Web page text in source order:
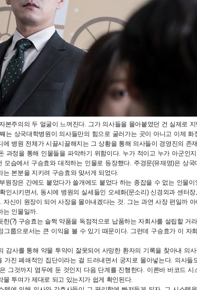
본주의의 두 얼굴이 느껴진다. 그가 의사들을 몰아붙였던 건 실제로
는 상국대학병원이 의사들만의 힘으로 굴러가는 곳이 아니고 이제
에 병원 전체가 시끌시끌해지는 그 상황을 통해 의사들이 경영진의 존
과정을 통해 인물들을 파악하기 위함이다. 누가 적이고 누가 아군인
모습에서 구승효와 대적하는 인물로 등장했다. 주경문(유재명)은 상
는 본분을 지키려 구승효와 맞서게 되었다.
원장은 간에도 붙었다가 쓸개에도 붙었다 하는 종잡을 수 없는 인물
인시키면서, 동시에 병원의 실세들인 오세화(문소리) 신경외과 센터
자신이 원장이 되어 사장을 몰아내겠다는 것. 그는 과연 사장 편일까
는 인물일까.
한(?) 구승효는 슬쩍 약품을 독점적으로 납품하는 자회사를 설립할
그룹으로서는 큰 이익을 볼 수 있기 때문이다. 그런데 구승효가 이 자
감사를 통해 약물 투약이 잘못되어 사망한 환자의 기록을 찾아내 의
가진 폐쇄적인 집단이라는 걸 드러내면서 궁지로 몰아넣는다. 의사
그것까지 염두에 둔 것인지 다음 단계를 진행한다. 이른바 바코드
물 투여가 제대로 되고 있는지가 쉽게 확인된다.